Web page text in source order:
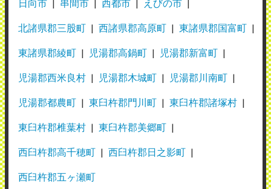
日向市 串間市 西都市 えびの市
北諸県郡三股町 西諸県郡高原町 東諸県郡国富町
東諸県郡綾町 児湯郡高鍋町 児湯郡新富町
児湯郡西米良村 児湯郡木城町 児湯郡川南町
児湯郡都農町 東臼杵郡門川町 東臼杵郡諸塚村
東臼杵郡椎葉村 東臼杵郡美郷町
西臼杵郡高千穂町 西臼杵郡日之影町
西臼杵郡五ヶ瀬町